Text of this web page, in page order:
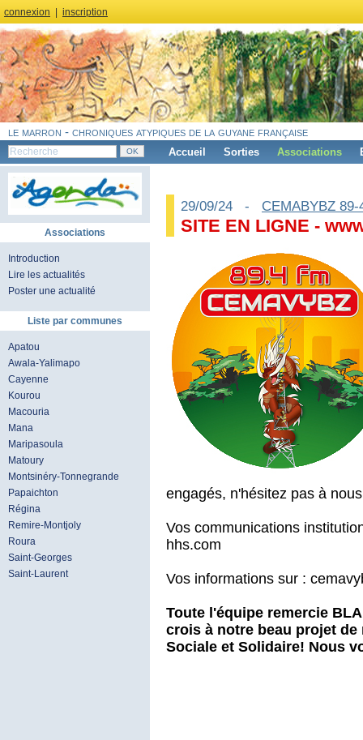
connexion inscription
le marron - chroniques atypiques de la guyane française
Accueil Sorties Associations
Associations
Introduction
Lire les actualités
Poster une actualité
Liste par communes
Apatou
Awala-Yalimapo
Cayenne
Kourou
Macouria
Mana
Maripasoula
Matoury
Montsinéry-Tonnegrande
Papaichton
Régina
Remire-Montjoly
Roura
Saint-Georges
Saint-Laurent
29/09/24 - CEMABYBZ 89-
SITE EN LIGNE -
engagés, n'hésitez pas à
Vos communications
hhs.com
Vos informations sur :
Toute l'équipe remercie
crois à notre beau projet
Sociale et Solidaire! Nous